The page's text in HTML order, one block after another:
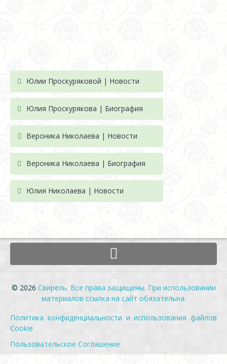
Юлии Проскуряковой | Новости
Юлия Проскурякова | Биография
Вероника Николаева | Новости
Вероника Николаева | Биография
Юлия Николаева | Новости
© 2026 Свирель. Все права защищены. При использовании
материалов ссылка на сайт обязательна.
Политика конфиденциальности и использования файлов
Cookie
Пользовательское Соглашение